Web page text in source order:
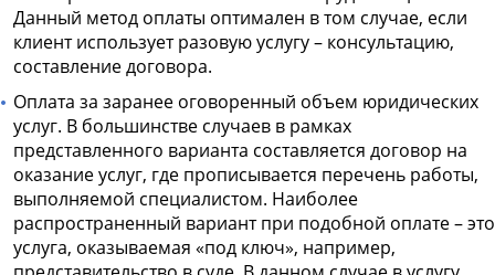
Данный метод оплаты оптимален в том случае, если
клиент использует разовую услугу – консультацию,
составление договора.
Оплата за заранее оговоренный объем юридических
услуг. В большинстве случаев в рамках
представленного варианта составляется договор на
оказание услуг, где прописывается перечень работы,
выполняемой специалистом. Наиболее
распространенный вариант при подобной оплате – это
услуга, оказываемая «под ключ», например,